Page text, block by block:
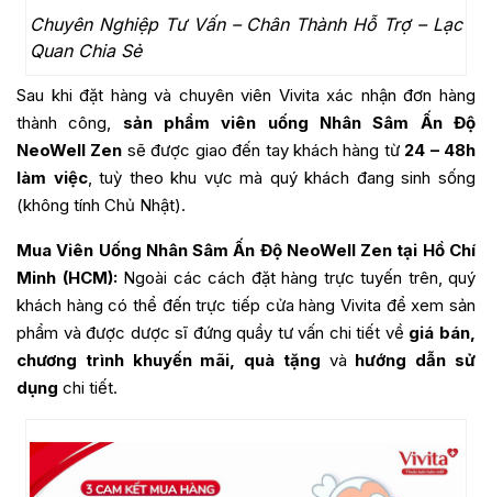
Chuyên Nghiệp Tư Vấn – Chân Thành Hỗ Trợ – Lạc
Quan Chia Sẻ
Sau khi đặt hàng và chuyên viên Vivita xác nhận đơn hàng
thành công, sản phẩm viên uống Nhân Sâm Ấn Độ
NeoWell Zen sẽ được giao đến tay khách hàng từ 24 – 48h
làm việc, tuỳ theo khu vực mà quý khách đang sinh sống
(không tính Chủ Nhật).
Mua Viên Uống Nhân Sâm Ấn Độ NeoWell Zen tại Hồ Chí
Minh (HCM):Ngoài các cách đặt hàng trực tuyến trên, quý
khách hàng có thể đến trực tiếp cửa hàng Vivita để xem sản
phẩm và được dược sĩ đứng quầy tư vấn chi tiết về giá bán,
chương trình khuyến mãi, quà tặng và hướng dẫn sử
dụng chi tiết.